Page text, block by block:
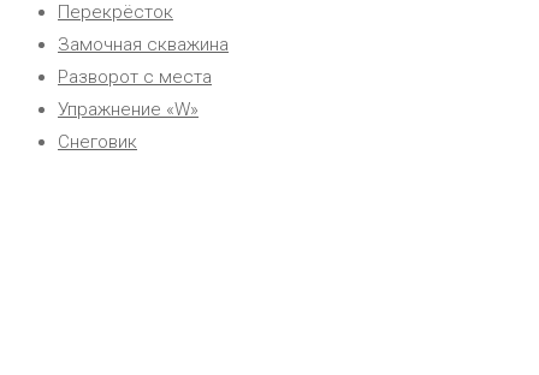
Перекрёсток
Замочная скважина
Разворот с места
Упражнение «W»
Снеговик